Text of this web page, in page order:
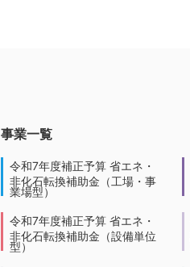
事業一覧
令和7年度補正予算 省エネ・
非化石転換補助金（工場・事
業場型）
令和7年度補正予算 省エネ・
非化石転換補助金（設備単位
型）